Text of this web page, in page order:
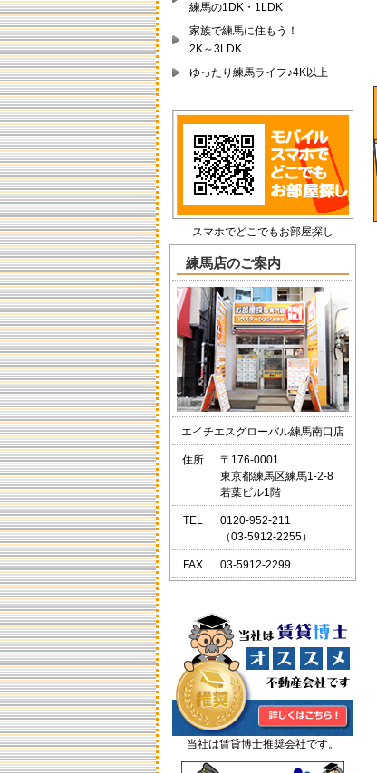
→女性の１人暮らしや間取にはこ
だわる方！→安心◆便利◆をプロ
のスタッフがお手伝い→ 新築デザ
向け賃貸物件などなど☆物件情報
↓ ↓ ↓ 毎日、
たくさんの賃貸情報を幅広く入荷
しておりますのでお気軽にお問い
合わせください！ 練馬区馬区中心
の不動産物件の賃貸スタジオ』☆
『賃貸お引越しチャンス！！』
『ご入学・ご結婚・ご転勤・ご転
職・独立など住まいのお手伝い♪』
・・不動産住宅情報・・ 西武線
大江戸線 有楽町線 練馬駅 ◆練
馬の賃貸・お部屋探し専門サイト
◆ ↓ ↓ ↓ ↓ 練馬
駅☆新築☆デザイナーズマンショ
ン入荷いたしました！！
↓ ↓ ↓ ↓ 大江戸線光ヶ
丘駅☆新築☆新婚さん向き新築フ
ァミリー物件入荷いたしました！
西武池袋線・都営大江戸線・有楽
町線・西武新宿線～≫ ◆情報の流
動時期だからこそお部屋探し♪♪ご
新婚様の新居にピッタリの◇ピッ
カピカ◇にリニューアルされたお
部屋がたくさんありますよ！！も
ちろん建築中の新築情報も盛りだ
くさん。 ↓
↓ ↓ 大江戸線のお部屋探しは
当店へ！ 練馬区の 新婚さんの新
居探し 快適な一人暮らし 賃貸
マンション デザイナーズマンシ
アはお部屋探し専門店 ハウステ
ーションへ ご来店心よりお
待ちしております！！
練馬の1DK・1LDK
家族で練馬に住もう！
2K～3LDK
ゆったり練馬ライフ♪4K以上
スマホでどこでもお部屋探し
練馬店のご案内
エイチエスグローバル練馬南口店
住所
〒176-0001
東京都練馬区練馬1-2-8
若葉ビル1階
TEL
0120-952-211
（03-5912-2255）
FAX 03-5912-2299
当社は賃貸博士推奨会社です。